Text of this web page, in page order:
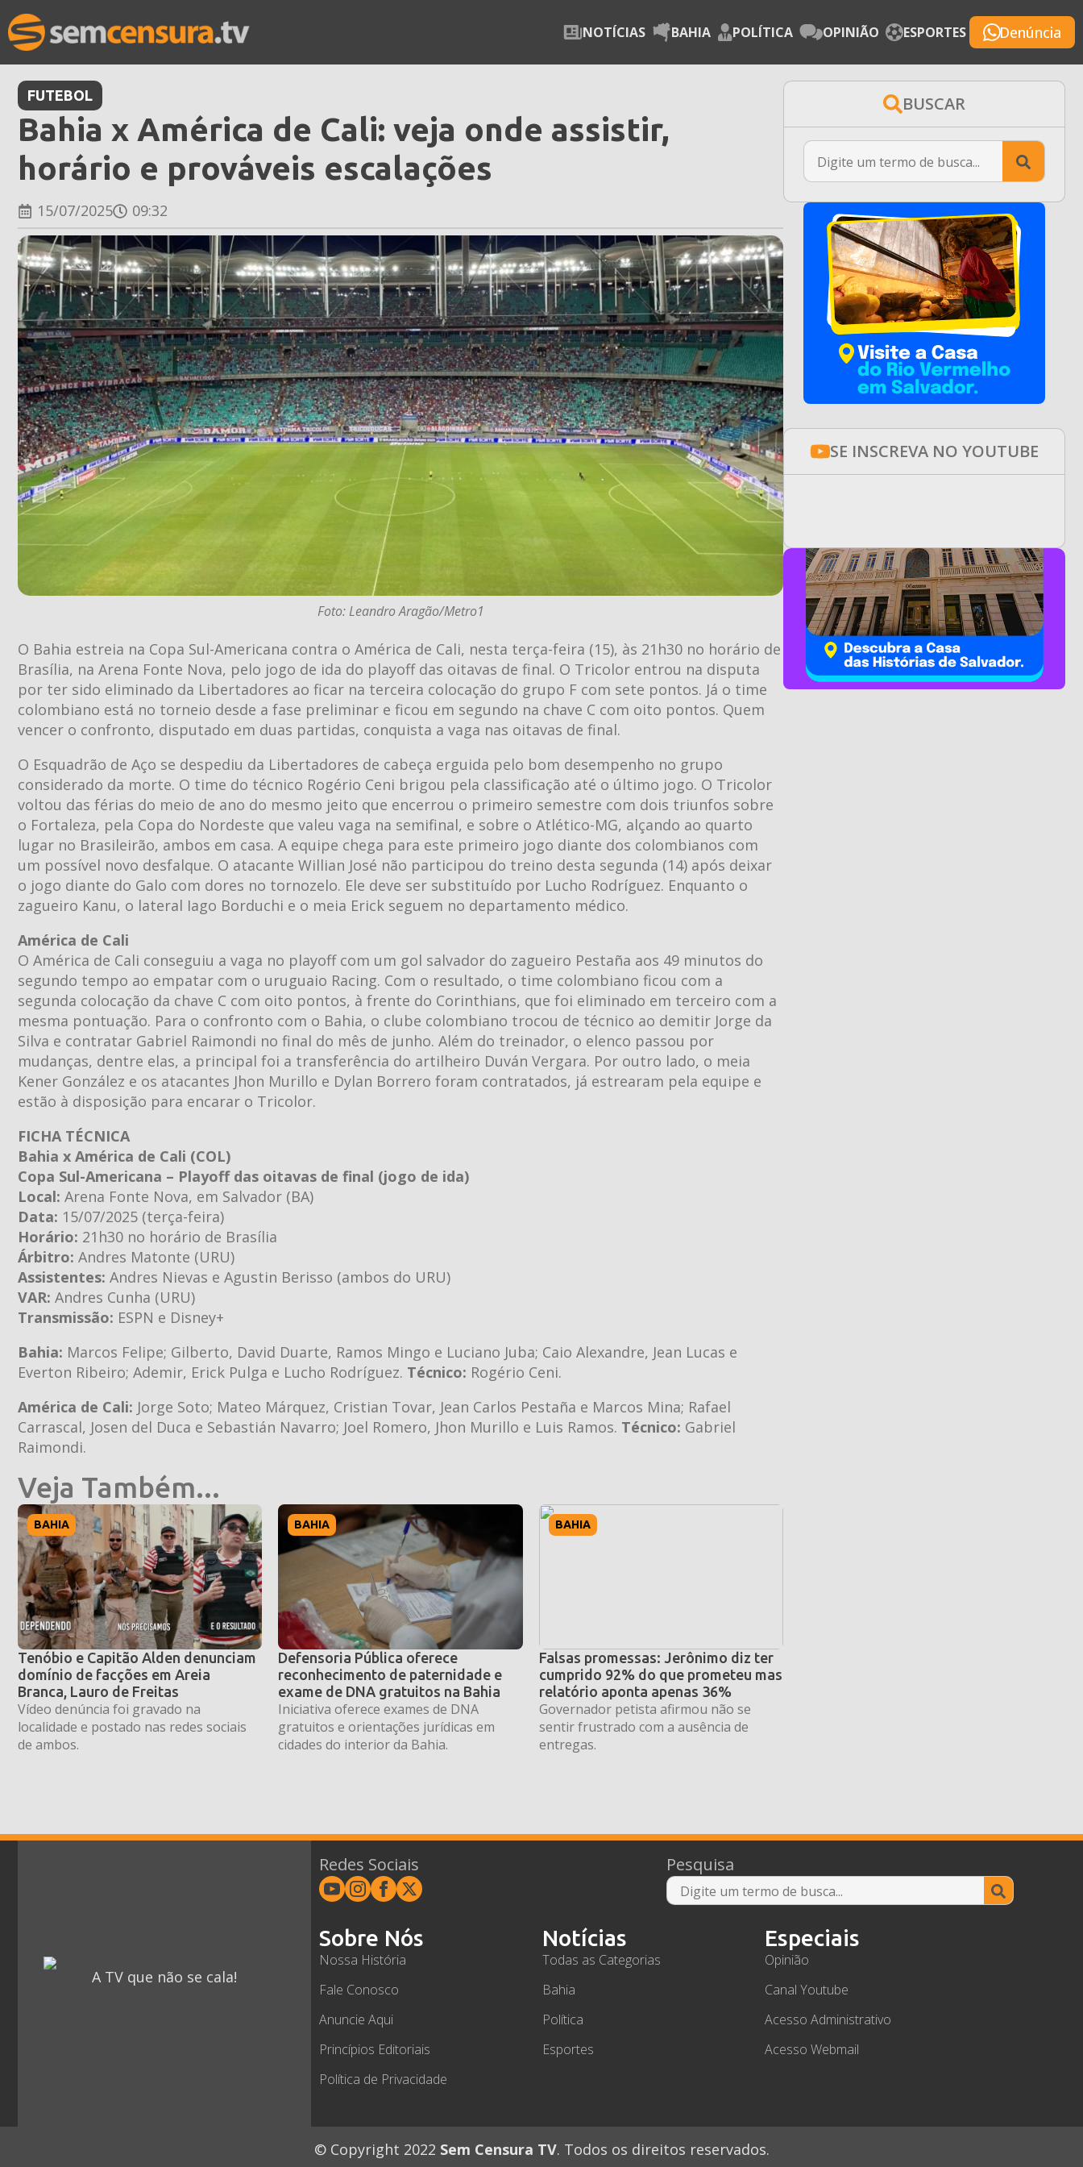
NOTÍCIAS BAHIA POLÍTICA OPINIÃO ESPORTES Denúncia
FUTEBOL
Bahia x América de Cali: veja onde assistir,
horário e prováveis escalações
15/07/2025 09:32
Foto: Leandro Aragão/Metro1
O Bahia estreia na Copa Sul-Americana contra o América de Cali, nesta terça-feira (15), às 21h30 no horário de
Brasília, na Arena Fonte Nova, pelo jogo de ida do playoff das oitavas de final. O Tricolor entrou na disputa
por ter sido eliminado da Libertadores ao ficar na terceira colocação do grupo F com sete pontos. Já o time
colombiano está no torneio desde a fase preliminar e ficou em segundo na chave C com oito pontos. Quem
vencer o confronto, disputado em duas partidas, conquista a vaga nas oitavas de final.
O Esquadrão de Aço se despediu da Libertadores de cabeça erguida pelo bom desempenho no grupo
considerado da morte. O time do técnico Rogério Ceni brigou pela classificação até o último jogo. O Tricolor
voltou das férias do meio de ano do mesmo jeito que encerrou o primeiro semestre com dois triunfos sobre
o Fortaleza, pela Copa do Nordeste que valeu vaga na semifinal, e sobre o Atlético-MG, alçando ao quarto
lugar no Brasileirão, ambos em casa. A equipe chega para este primeiro jogo diante dos colombianos com
um possível novo desfalque. O atacante Willian José não participou do treino desta segunda (14) após deixar
o jogo diante do Galo com dores no tornozelo. Ele deve ser substituído por Lucho Rodríguez. Enquanto o
zagueiro Kanu, o lateral Iago Borduchi e o meia Erick seguem no departamento médico.
América de Cali
O América de Cali conseguiu a vaga no playoff com um gol salvador do zagueiro Pestaña aos 49 minutos do
segundo tempo ao empatar com o uruguaio Racing. Com o resultado, o time colombiano ficou com a
segunda colocação da chave C com oito pontos, à frente do Corinthians, que foi eliminado em terceiro com a
mesma pontuação. Para o confronto com o Bahia, o clube colombiano trocou de técnico ao demitir Jorge da
Silva e contratar Gabriel Raimondi no final do mês de junho. Além do treinador, o elenco passou por
mudanças, dentre elas, a principal foi a transferência do artilheiro Duván Vergara. Por outro lado, o meia
Kener González e os atacantes Jhon Murillo e Dylan Borrero foram contratados, já estrearam pela equipe e
estão à disposição para encarar o Tricolor.
FICHA TÉCNICA
Bahia x América de Cali (COL)
Copa Sul-Americana – Playoff das oitavas de final (jogo de ida)
Local: Arena Fonte Nova, em Salvador (BA)
Data: 15/07/2025 (terça-feira)
Horário: 21h30 no horário de Brasília
Árbitro: Andres Matonte (URU)
Assistentes: Andres Nievas e Agustin Berisso (ambos do URU)
VAR: Andres Cunha (URU)
Transmissão: ESPN e Disney+
Bahia: Marcos Felipe; Gilberto, David Duarte, Ramos Mingo e Luciano Juba; Caio Alexandre, Jean Lucas e
Everton Ribeiro; Ademir, Erick Pulga e Lucho Rodríguez. Técnico: Rogério Ceni.
América de Cali: Jorge Soto; Mateo Márquez, Cristian Tovar, Jean Carlos Pestaña e Marcos Mina; Rafael
Carrascal, Josen del Duca e Sebastián Navarro; Joel Romero, Jhon Murillo e Luis Ramos. Técnico: Gabriel
Raimondi.
Veja Também...
BAHIA
Tenóbio e Capitão Alden denunciam
domínio de facções em Areia
Branca, Lauro de Freitas
Vídeo denúncia foi gravado na
localidade e postado nas redes sociais
de ambos.
BAHIA
Defensoria Pública oferece
reconhecimento de paternidade e
exame de DNA gratuitos na Bahia
Iniciativa oferece exames de DNA
gratuitos e orientações jurídicas em
cidades do interior da Bahia.
BAHIA
Falsas promessas: Jerônimo diz ter
cumprido 92% do que prometeu mas
relatório aponta apenas 36%
Governador petista afirmou não se
sentir frustrado com a ausência de
entregas.
BUSCAR
for:
SE INSCREVA NO YOUTUBE
A TV que não se cala!
Redes Sociais Pesquisa
Search
for:
Sobre Nós
Nossa História
Fale Conosco
Anuncie Aqui
Princípios Editoriais
Política de Privacidade
Notícias
Todas as Categorias
Bahia
Política
Esportes
Especiais
Opinião
Canal Youtube
Acesso Administrativo
Acesso Webmail
© Copyright 2022 Sem Censura TV. Todos os direitos reservados.